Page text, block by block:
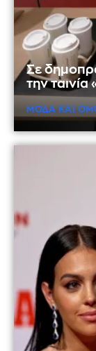
Σε
την
ΜΟΔΑ ΚΑΙ